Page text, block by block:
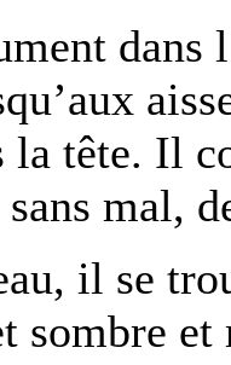
dans
la tête. Il
mal,
il se
sombre et